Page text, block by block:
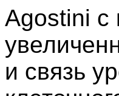
Agostini с
и связь